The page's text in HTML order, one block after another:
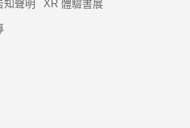
知聲明 XR 體驗書展